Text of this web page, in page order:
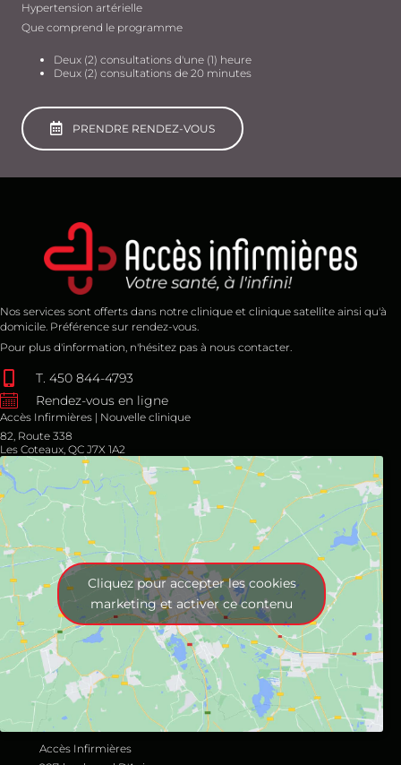
Hypertension artérielle
Que comprend le programme
Deux (2) consultations d'une (1) heure
Deux (2) consultations de 20 minutes
PRENDRE RENDEZ-VOUS
Nos services sont offerts dans notre clinique et clinique satellite ainsi qu'à
domicile. Préférence sur rendez-vous.
Pour plus d'information, n'hésitez pas à nous contacter.
T. 450 844-4793
Rendez-vous en ligne
Accès Infirmières | Nouvelle clinique
82, Route 338
Les Coteaux, QC J7X 1A2
Cliquez pour accepter les cookies
marketing et activer ce contenu
Accès Infirmières